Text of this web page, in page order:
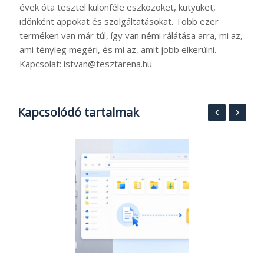
évek óta tesztel különféle eszközöket, kütyüket,
időnként appokat és szolgáltatásokat. Több ezer
terméken van már túl, így van némi rálátása arra, mi az,
ami tényleg megéri, és mi az, amit jobb elkerülni.
Kapcsolat: istvan@tesztarena.hu
Kapcsolódó tartalmak